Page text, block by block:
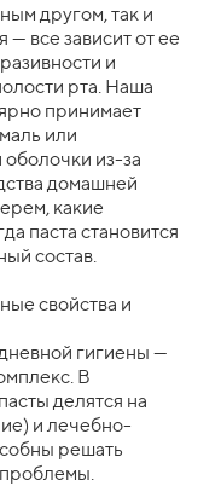
другом, так и
все зависит от ее
и
рта. Наша
принимает
или
из-за
домашней
какие
паста становится
состав.
свойства и
гигиены —
В
делятся на
и лечебно-
решать